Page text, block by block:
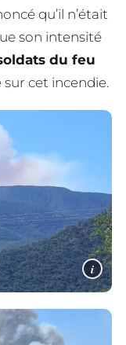
qu’il n’était
son intensité
du feu
cet incendie.
i